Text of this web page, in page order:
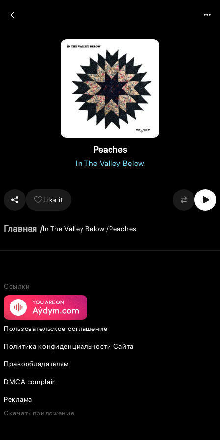
Peaches
In The Valley Below
Like it
Главная In The Valley Below Peaches
Ссылки
Пользовательское соглашение
Политика конфиденциальности Сайта
Правообладателям
DMCA complain
Реклама
Скачать приложение